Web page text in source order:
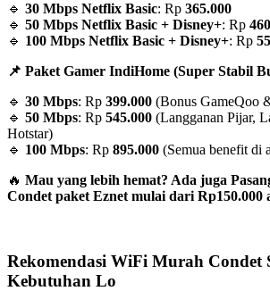
🔹 30 Mbps Netflix Basic: Rp 365.000
🔹 50 Mbps Netflix Basic + Disney+: Rp
🔹 100 Mbps Netflix Basic + Disney+: Rp
📌 Paket Gamer IndiHome (Super Stabil
🔹 30 Mbps: Rp 399.000 (Bonus GameQoo
🔹 50 Mbps: Rp 545.000 (Langganan Pijar,
Hotstar)
🔹 100 Mbps: Rp 895.000 (Semua benefit di
🔥 Mau yang lebih hemat? Ada juga
Condet paket Eznet mulai dari Rp150.000
Rekomendasi WiFi Murah Condet
Kebutuhan Lo